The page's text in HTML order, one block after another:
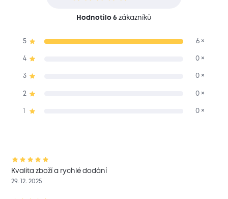
Hodnotilo 6 zákazníků
5 6 ×
4 0 ×
3 0 ×
2 0 ×
0 ×
Kvalita zboží a rychlé dodání
29. 12. 2025